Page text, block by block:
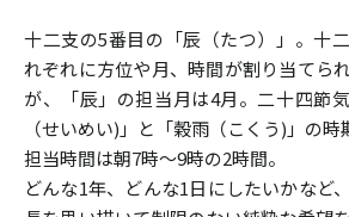
十二支の5番目の「辰（たつ）」。十
れぞれに方位や月、時間が割り当てら
が、「辰」の担当月は4月。二十四節
（せいめい)」と「穀雨（こくう)」の時
担当時間は朝7時〜9時の2時間。
どんな1年、どんな1日にしたいかなど